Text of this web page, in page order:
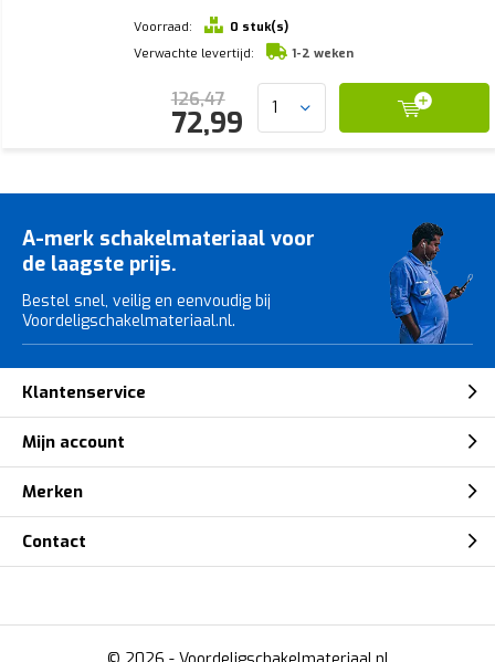
Voorraad:
0 stuk(s)
Verwachte levertijd:
1-2 weken
126,47
72,99
A-merk schakelmateriaal voor
de laagste prijs.
Bestel snel, veilig en eenvoudig bij
Voordeligschakelmateriaal.nl.
Klantenservice
Mijn account
Merken
Contact